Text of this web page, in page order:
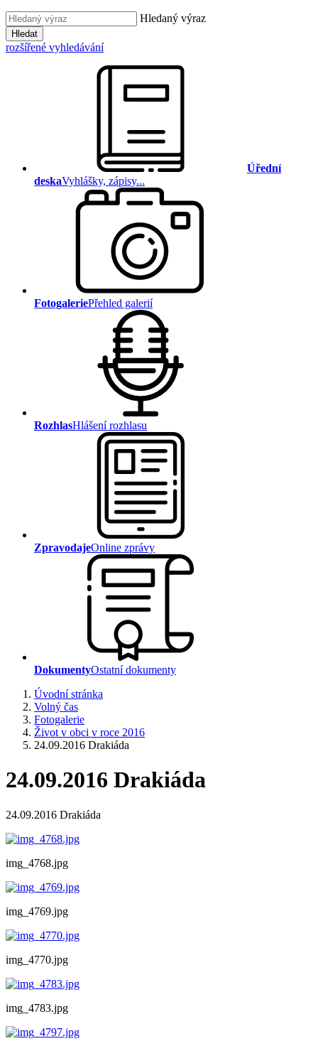
Hledaný výraz
Hledat
rozšířené vyhledávání
Úřední
deskaVyhlášky, zápisy...
FotogaleriePřehled galerií
RozhlasHlášení rozhlasu
ZpravodajeOnline zprávy
DokumentyOstatní dokumenty
Úvodní stránka
Volný čas
Fotogalerie
Život v obci v roce 2016
24.09.2016 Drakiáda
24.09.2016 Drakiáda
24.09.2016 Drakiáda
img_4768.jpg
img_4769.jpg
img_4770.jpg
img_4783.jpg